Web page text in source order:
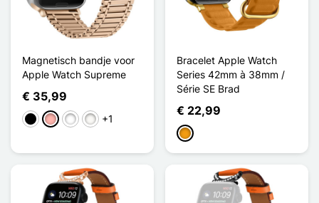
Magnetisch bandje voor
Apple Watch Supreme
€ 35,99
ZwartRose Goud
Noir Argenté
Blanc Étoilé
+1
Bracelet Apple Watch
Series 42mm à 38mm /
Série SE Brad
€ 22,99
Oranje